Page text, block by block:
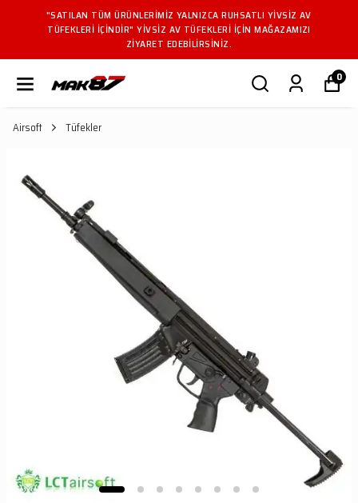
"SATILAN TÜM ÜRÜNLERIMIZ YALNIZCA RUHSATLI YIVSIZ AV
TÜFEKLERI IÇINDIR" YIVSIZ AV TÜFEKLERI IÇIN MAĞAZAMIZI
ZIYARET EDEBILIRSINIZ.
0
Airsoft Tüfekler